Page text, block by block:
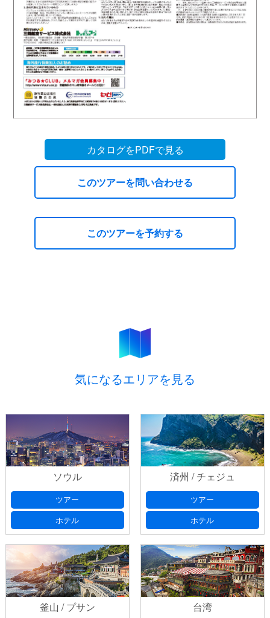
カタログをPDFで見る
このツアーを問い合わせる
お問い合わせ
プライバシーポリシ
ー
出発日(必須) 出発日の選択は、本日より日曜・祝日を除いた
７日以降としてください
出発日 第2希望出発日の選択は、本日より日曜・祝日を除
いた７日以降としてください
このツアーを予約する
LCCで行くちょっとそこ韓国 プサン３日間
ご予約
プライバシーポリシ
ー
お問い合わせ番号以前、フォームにてお問い合わせいた
だいたお客様は、返信メールに記載されております「お問い合
わせ番号」をご記入ください。
気になるエリアを見る
ソウル
ツアー
ホテル
済州 / チェジュ
ツアー
ホテル
釜山 / プサン 台湾